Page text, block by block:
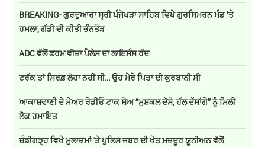
BREAKING- ਗੁਰਦੁਆਰਾ ਸ੍ਰੀ ਪੰਜੋਖੜਾ ਸਾਹਿਬ ਵਿਖੇ ਗੁਰਸਿਮਰਨ ਮੰਡ ’ਤੇ
ਹਮਲਾ, ਗੱਡੀ ਦੀ ਕੀਤੀ ਭੰਨਤੋੜ
ADC ਵੱਲੋਂ ਫਰਮ ਵੀਜ਼ਾ ਪੈਲੇਸ ਦਾ ਲਾਇਸੰਸ ਰੱਦ
ਟਰੱਕ ਤਾਂ ਸਿਰਫ਼ ਲੋਹਾ ਨਹੀਂ ਸੀ… ਉਹ ਮੇਰੇ ਪਿਤਾ ਦੀ ਕੁਰਬਾਨੀ ਸੀ
ਆਕਾਸ਼ਵਾਣੀ ਦੇ ਮੇਅਰ ਰੇਡੀਓ ਟਾਕ ਸ਼ੋਅ “ਮੁਸ਼ਕਲ ਦੱਸੋ, ਹੱਲ ਦੱਸਾਂਗੇ” ਨੂੰ ਮਿਲੀ
ਲੋਕ ਹਮਾਇਤ
ਚੰਡੀਗੜ੍ਹ ਵਿਖੇ ਮੁਲਾਜ਼ਮਾਂ 'ਤੇ ਪੁਲਿਸ ਜਬਰ ਦੀ ਖੇਤ ਮਜ਼ਦੂਰ ਯੂਨੀਅਨ ਵੱਲੋਂ